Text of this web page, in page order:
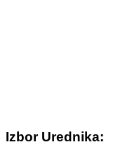
Izbor Urednika: